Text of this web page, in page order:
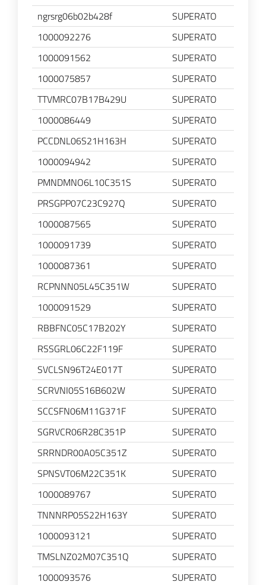
ngrsrg06b02b428f
SUPERATO
1000092276
SUPERATO
1000091562
SUPERATO
1000075857
SUPERATO
TTVMRC07B17B429U
SUPERATO
1000086449
SUPERATO
PCCDNL06S21H163H
SUPERATO
1000094942
SUPERATO
PMNDMNO6L10C351S
SUPERATO
PRSGPP07C23C927Q
SUPERATO
1000087565
SUPERATO
1000091739
SUPERATO
1000087361
SUPERATO
RCPNNN05L45C351W
SUPERATO
1000091529
SUPERATO
RBBFNC05C17B202Y
SUPERATO
RSSGRL06C22F119F
SUPERATO
SVCLSN96T24E017T
SUPERATO
SCRVNI05S16B602W
SUPERATO
SCCSFN06M11G371F
SUPERATO
SGRVCR06R28C351P
SUPERATO
SRRNDR00A05C351Z
SUPERATO
SPNSVT06M22C351K
SUPERATO
1000089767
SUPERATO
TNNNRP05S22H163Y
SUPERATO
1000093121
SUPERATO
TMSLNZ02M07C351Q
SUPERATO
1000093576
SUPERATO